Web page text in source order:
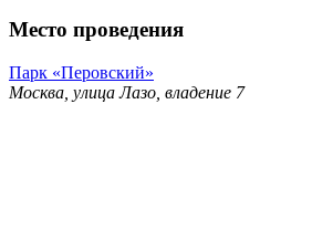
Место проведения
Парк «Перовский»
Москва, улица Лазо, владение 7